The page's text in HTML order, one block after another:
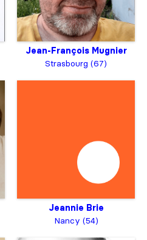
Jean-François Mugnier
Strasbourg (67)
Jeannie Brie
Nancy (54)